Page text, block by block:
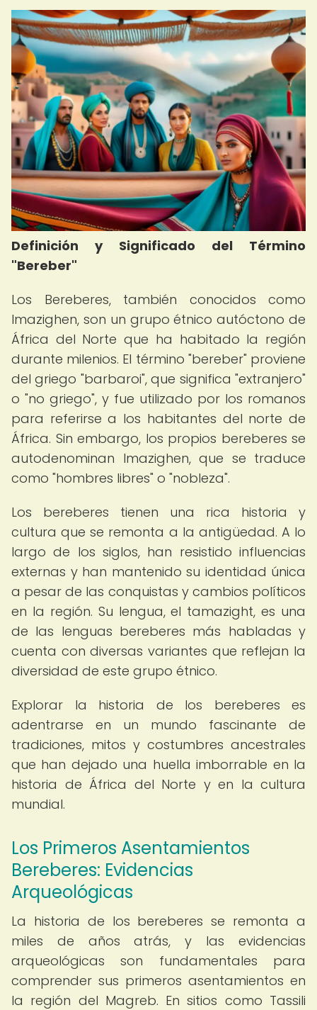
Definición y Significado del Término
"Bereber"
Los Bereberes, también conocidos como
Imazighen, son un grupo étnico autóctono de
África del Norte que ha habitado la región
durante milenios. El término "bereber" proviene
del griego "barbaroi", que significa "extranjero"
o "no griego", y fue utilizado por los romanos
para referirse a los habitantes del norte de
África. Sin embargo, los propios bereberes se
autodenominan Imazighen, que se traduce
como "hombres libres" o "nobleza".
Los bereberes tienen una rica historia y
cultura que se remonta a la antigüedad. A lo
largo de los siglos, han resistido influencias
externas y han mantenido su identidad única
a pesar de las conquistas y cambios políticos
en la región. Su lengua, el tamazight, es una
de las lenguas bereberes más habladas y
cuenta con diversas variantes que reflejan la
diversidad de este grupo étnico.
Explorar la historia de los bereberes es
adentrarse en un mundo fascinante de
tradiciones, mitos y costumbres ancestrales
que han dejado una huella imborrable en la
historia de África del Norte y en la cultura
mundial.
Los Primeros Asentamientos
Bereberes: Evidencias
Arqueológicas
La historia de los bereberes se remonta a
miles de años atrás, y las evidencias
arqueológicas son fundamentales para
comprender sus primeros asentamientos en
la región del Magreb. En sitios como Tassili